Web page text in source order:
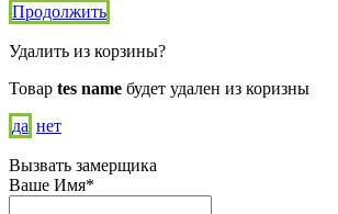
Продолжить
Удалить из корзины?
Товар tes name будет удален из коризны
да нет
Вызвать замерщика
Ваше Имя*